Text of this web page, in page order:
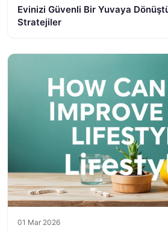
Evinizi Güvenli Bir Yuvaya
Stratejiler
01 Mar 2026